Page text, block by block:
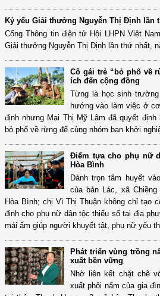
Kỷ yếu Giải thưởng Nguyễn Thị Định lần
Cổng Thông tin điện tử Hội LHPN Việt
Giải thưởng Nguyễn Thị Định lần thứ nhất,
Cô gái trẻ “bỏ phố về
ích đến cộng đồng
Từng là học sinh
hướng vào làm việc ở
định nhưng Mai Thị Mỹ Lâm đã quyết định
bỏ phố về rừng để cùng nhóm bạn khởi
Điểm tựa cho phụ nữ
Hòa Bình
Dành trọn tâm huyết
của bản Lác, xã
Hòa Bình; chị Vì Thị Thuận không chỉ tạo
định cho phụ nữ dân tộc thiểu số tại địa
mái ấm giúp người khuyết tật, phụ nữ yếu
Phát triển vùng trồng
xuất bền vững
Nhờ liên kết chặt chẽ
xuất phôi nấm của gia